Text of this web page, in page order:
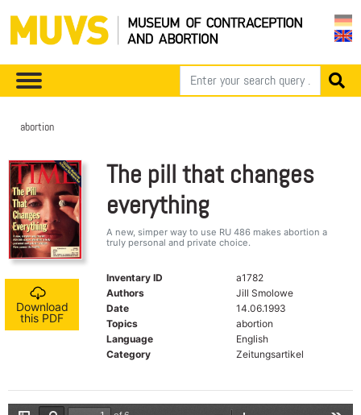
abortion
Download
this PDF
The pill that changes
everything
A new, simper way to use RU 486 makes abortion a
truly personal and private choice.
Inventary ID
a1782
Authors
Jill Smolowe
Date
14.06.1993
Topics
abortion
Language
English
Category
Zeitungsartikel